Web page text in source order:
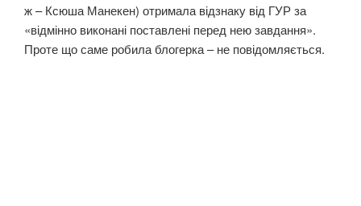
ж – Ксюша Манекен) отримала відзнаку від ГУР за
«відмінно виконані поставлені перед нею завдання».
Проте що саме робила блогерка – не повідомляється.